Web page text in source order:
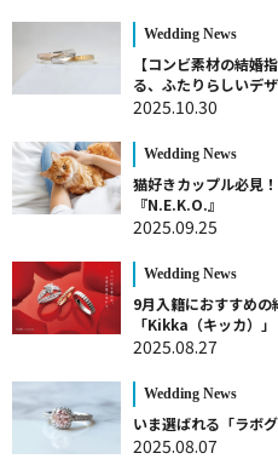
Wedding News
【コンビ素材の結婚
る、ふたりらしいデ
2025.10.30
Wedding News
猫好きカップル必見
『N.E.K.O.』
2025.09.25
Wedding News
9月入籍におすすめの
「Kikka（キッカ）」
2025.08.27
Wedding News
いま選ばれる「ラボ
2025.08.07